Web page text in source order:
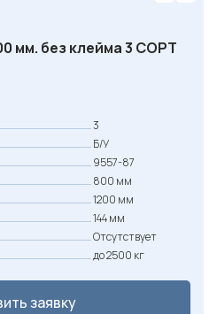
мм. без клейма 3 СОРТ
3
Б/У
9557-87
800 мм
1200 мм
144 мм
Отсутствует
до 2500 кг
заявку